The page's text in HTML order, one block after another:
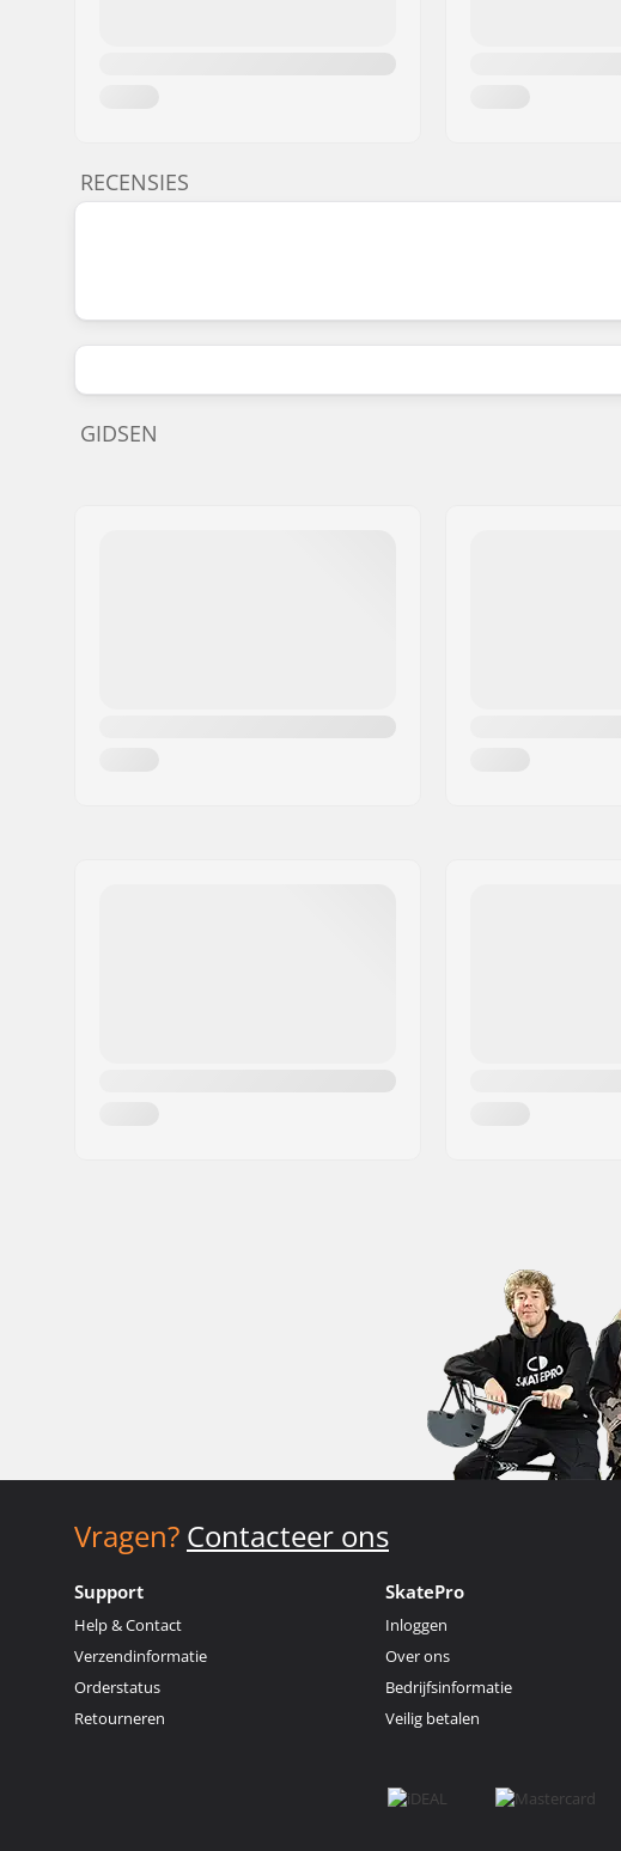
RECENSIES
GIDSEN
Vragen? Contacteer ons
Support
Help & Contact
Verzendinformatie
Orderstatus
Retourneren
SkatePro
Inloggen
Over ons
Bedrijfsinformatie
Veilig betalen